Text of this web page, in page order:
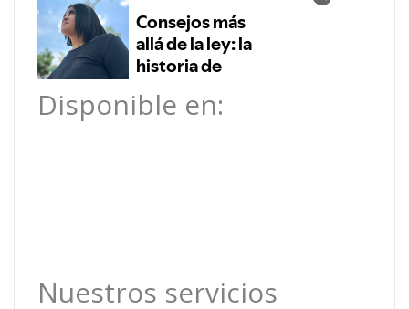
Disponible en:
Nuestros servicios